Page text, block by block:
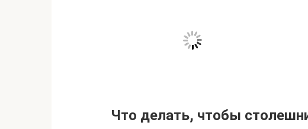
Что делать, чтобы